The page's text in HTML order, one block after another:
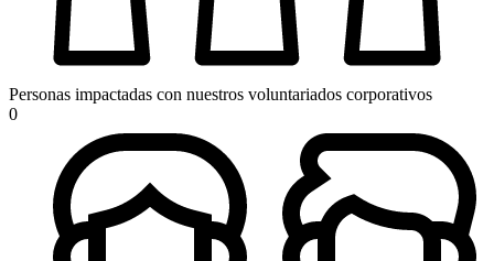
Personas impactadas con nuestros voluntariados corporativos
0